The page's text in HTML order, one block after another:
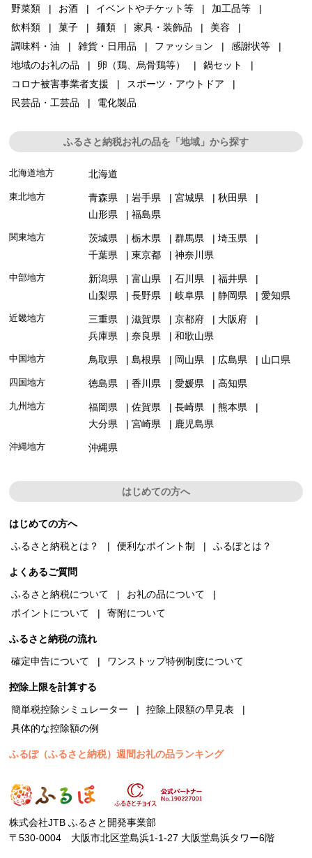
野菜類
お酒 イベントやチケット等
加工品等
飲料類
菓子 麺類 家具・装飾品
美容
調味料・油
雑貨・日用品 ファッション
感謝状等
地域のお礼の品
卵（鶏、烏骨鶏等）
鍋セット
コロナ被害事業者支援
スポーツ・アウトドア
民芸品・工芸品
電化製品
ふるさと納税お礼の品を「地域」から探す
北海道地方 北海道
東北地方 青森県 岩手県 宮城県
秋田県
山形県
福島県
関東地方 茨城県 栃木県 群馬県
埼玉県
千葉県
東京都 神奈川県
中部地方 新潟県 富山県 石川県
福井県
山梨県
長野県 岐阜県 静岡県 愛知県
近畿地方 三重県 滋賀県 京都府
大阪府
兵庫県
奈良県 和歌山県
中国地方 鳥取県 島根県 岡山県 広島県 山口県
四国地方 徳島県 香川県 愛媛県 高知県
九州地方 福岡県 佐賀県 長崎県
熊本県
大分県
宮崎県 鹿児島県
沖縄地方 沖縄県
はじめての方へ
はじめての方へ
ふるさと納税とは？
便利なポイント制 ふるぽとは？
よくあるご質問
ふるさと納税について
お礼の品について
ポイントについて
寄附について
ふるさと納税の流れ
確定申告について
ワンストップ特例制度について
控除上限を計算する
簡単税控除シミュレーター
控除上限額の早見表
具体的な控除額の例
ふるぽ（ふるさと納税）週間お礼の品ランキング
株式会社JTB ふるさと開発事業部
〒530-0004 大阪市北区堂島浜1-1-27 大阪堂島浜タワー6階